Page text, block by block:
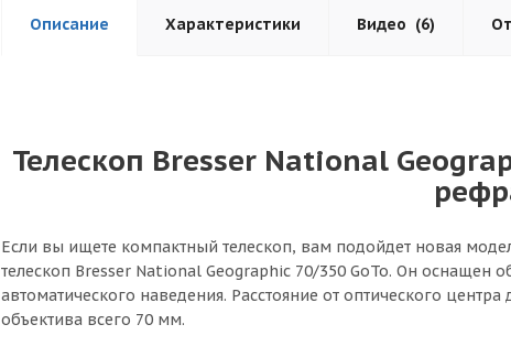
Описание Характеристики Видео (6)
Телескоп Bresser National
Если вы ищете компактный телескоп, вам подойдет новая
телескоп Bresser National Geographic 70/350 GoTo. Он
автоматического наведения. Расстояние от оптического
объектива всего 70 мм.